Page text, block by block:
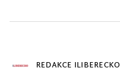
REDAKCE ILIBERECKO